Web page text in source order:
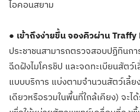
ไอคอนสยาม
● เข้าถึงง่ายขึ้น จองคิวผ่าน Traffy
ประชาชนสามารถตรวจสอบปฏิทิน
ฉีดฝังไมโครชิป และจดทะเบียนสัตว์
แบบบริการ แบ่งตามจำนวนสัตว์เลี้
เดียวหรือรวมในพื้นที่ใกล้เคียง) จะ